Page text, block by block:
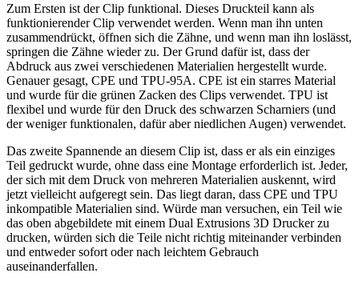
Zum Ersten ist der Clip funktional. Dieses Druckteil kann als
funktionierender Clip verwendet werden. Wenn man ihn unten
zusammendrückt, öffnen sich die Zähne, und wenn man ihn loslässt,
springen die Zähne wieder zu. Der Grund dafür ist, dass der
Abdruck aus zwei verschiedenen Materialien hergestellt wurde.
Genauer gesagt, CPE und TPU-95A. CPE ist ein starres Material
und wurde für die grünen Zacken des Clips verwendet. TPU ist
flexibel und wurde für den Druck des schwarzen Scharniers (und
der weniger funktionalen, dafür aber niedlichen Augen) verwendet.
Das zweite Spannende an diesem Clip ist, dass er als ein einziges
Teil gedruckt wurde, ohne dass eine Montage erforderlich ist. Jeder,
der sich mit dem Druck von mehreren Materialien auskennt, wird
jetzt vielleicht aufgeregt sein. Das liegt daran, dass CPE und TPU
inkompatible Materialien sind. Würde man versuchen, ein Teil wie
das oben abgebildete mit einem Dual Extrusions 3D Drucker zu
drucken, würden sich die Teile nicht richtig miteinander verbinden
und entweder sofort oder nach leichtem Gebrauch
auseinanderfallen.